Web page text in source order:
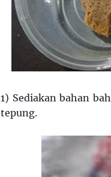
1) Sediakan bahan
tepung.